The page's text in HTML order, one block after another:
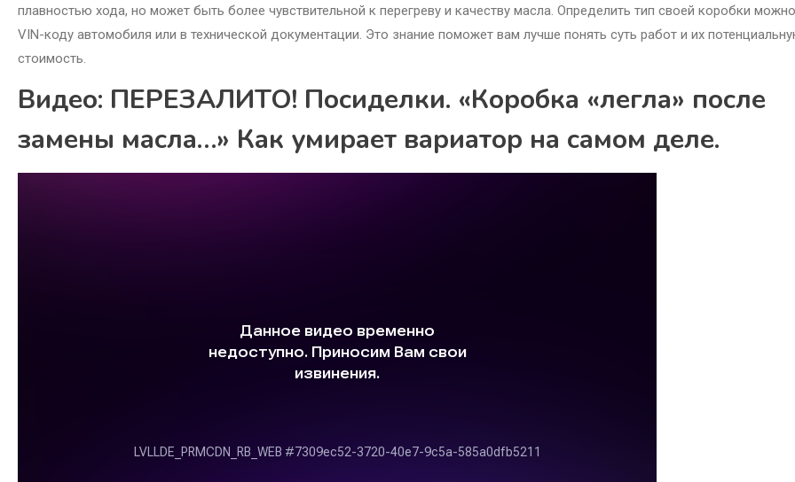
плавностью хода, но может быть более чувствительной к перегреву и качеству масла. Определить тип своей коробки
VIN-коду автомобиля или в технической документации. Это знание поможет вам лучше понять суть работ и их
стоимость.
Видео: ПЕРЕЗАЛИТО! Посиделки. «Коробка «легла» после
замены масла…» Как умирает вариатор на самом деле.